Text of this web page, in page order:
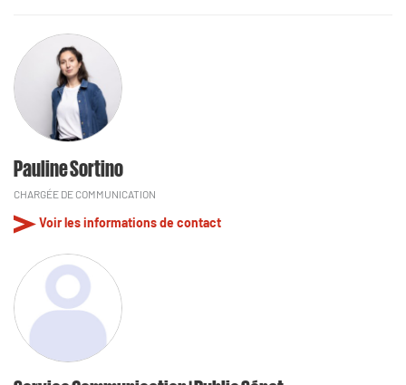
Pauline Sortino
CHARGÉE DE COMMUNICATION
Voir les informations de contact